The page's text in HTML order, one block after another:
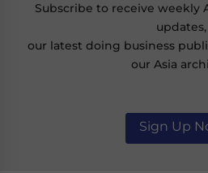
Subscribe to receive weekly
updates,
our latest doing business
our Asia
Sign Up